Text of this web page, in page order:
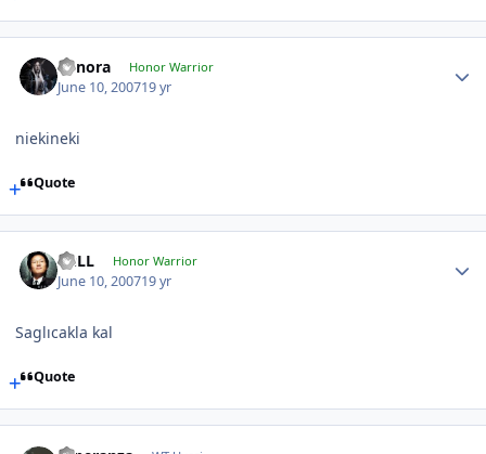
Cynora Honor Warrior
June 10, 200719 yr
niekineki
Quote
BuLL Honor Warrior
June 10, 200719 yr
Saglıcakla kal
Quote